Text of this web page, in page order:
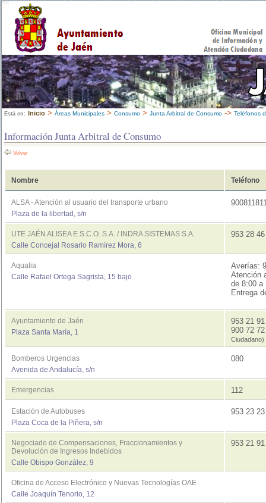
Está en: Inicio > Áreas Municipales > Consumo > Junta Arbitral de Consumo -> Teléfonos
Información Junta Arbitral de Consumo
Volver
Nombre Teléfono
ALSA - Atención al usuario del transporte urbano
Plaza de la libertad, s/n
UTE JAÉN ALISEA E.S.C.O. S.A. / INDRA SISTEMAS S.A.
Calle Concejal Rosario Ramírez Mora, 6
953 28
Aqualia
Calle Rafael Ortega Sagrista, 15 bajo
Averías:
Atención
de 8:00 a
Entrega
Ayuntamiento de Jaén
Plaza Santa María, 1
953 21
900 72
Ciudadano)
Bomberos Urgencias
Avenida de Andalucía, s/n
080
Emergencias 112
Estación de Autobuses
Plaza Coca de la Piñera, s/n
953 23
Negociado de Compensaciones, Fraccionamientos y
Devolución de Ingresos Indebidos
Calle Obispo González, 9
953 21
Oficina de Acceso Electrónico y Nuevas Tecnologías OAE
Calle Joaquín Tenorio, 12